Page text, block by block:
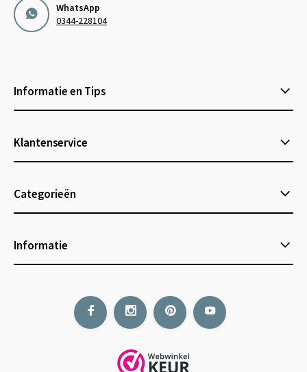
WhatsApp
0344-228104
Informatie en Tips
Klantenservice
Categorieën
Informatie